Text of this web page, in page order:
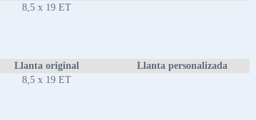
8,5 x 19 ET
Llanta original
Llanta personalizada
8,5 x 19 ET